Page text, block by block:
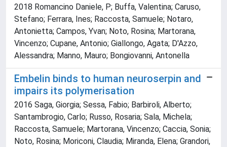
2018 Romancino Daniele, P; Buffa, Valentina; Caruso,
Stefano; Ferrara, Ines; Raccosta, Samuele; Notaro,
Antonietta; Campos, Yvan; Noto, Rosina; Martorana,
Vincenzo; Cupane, Antonio; Giallongo, Agata; D'Azzo,
Alessandra; Manno, Mauro; Bongiovanni, Antonella
Embelin binds to human neuroserpin and
impairs its polymerisation
2016 Saga, Giorgia; Sessa, Fabio; Barbiroli, Alberto;
Santambrogio, Carlo; Russo, Rosaria; Sala, Michela;
Raccosta, Samuele; Martorana, Vincenzo; Caccia, Sonia;
Noto, Rosina; Moriconi, Claudia; Miranda, Elena; Grandori,